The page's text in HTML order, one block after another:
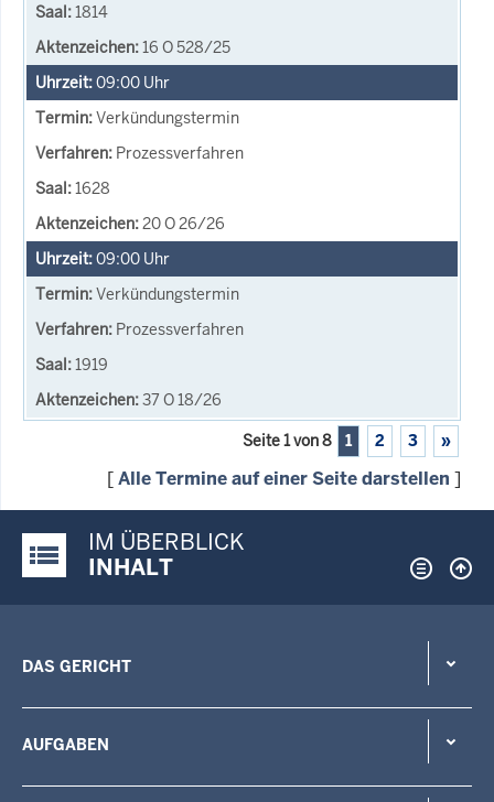
1814
16 O 528/25
09:00 Uhr
Verkündungstermin
Prozessverfahren
1628
20 O 26/26
09:00 Uhr
Verkündungstermin
Prozessverfahren
1919
37 O 18/26
Seite 1 von 8 1 2 3 »
[Alle Termine auf einer Seite darstellen ]
Justiz-Portal im Überblick:
IM ÜBERBLICK
INHALT
DAS GERICHT
AUFGABEN